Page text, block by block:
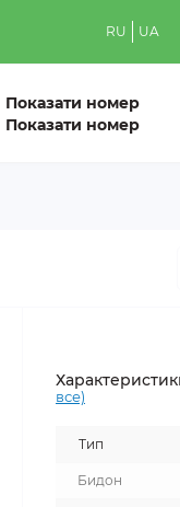
RU UA
Показати номер
Показати номер
все)
Тип
Бидон